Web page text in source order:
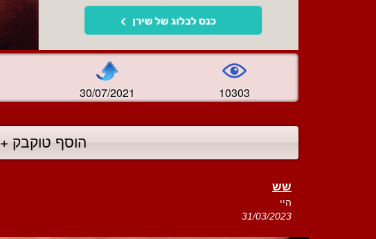
30/07/2021 10303
הוסף טוקבק +
שש
היי
31/03/2023